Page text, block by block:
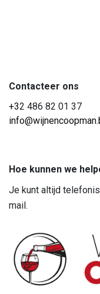
Contacteer ons
+32 486 82 01 37
Hoe kunnen we
Je kunt altijd
mail.